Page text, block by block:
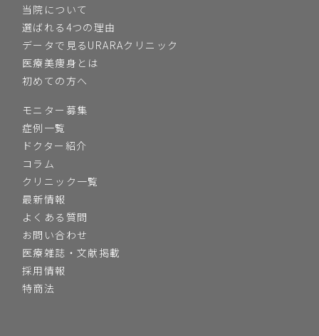
当院について
選ばれる4つの理由
データで見るURARAクリニック
医療美痩身とは
初めての方へ
モニター募集
症例一覧
ドクター紹介
コラム
クリニック一覧
最新情報
よくある質問
お問い合わせ
医療雑誌・文献掲載
採用情報
特商法